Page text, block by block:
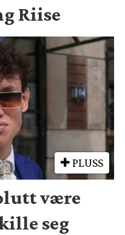
Riise
PLUSS
være
seg